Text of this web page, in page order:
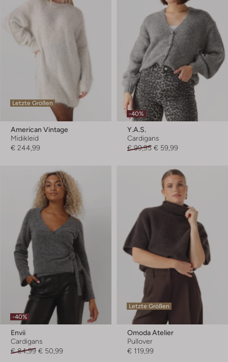
Letzte Größen
American Vintage
Midikleid
€ 244,99
-40%
Y.a.s.
Cardigans
€ 99,95 € 59,99
-40%
Envii
Cardigans
€ 84,99 € 50,99
Letzte Größen
Omoda Atelier
Pullover
€ 119,99